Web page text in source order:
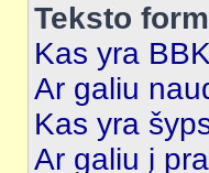
Teksto
Kas yra
Ar galiu
Kas yra
Ar galiu į